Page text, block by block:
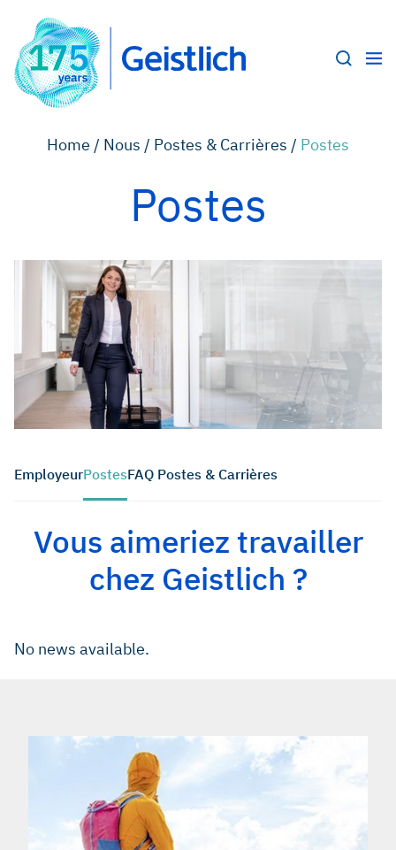
Home / Nous / Postes & Carrières / Postes
Postes
EmployeurPostesFAQ Postes & Carrières
Vous aimeriez travailler
chez Geistlich ?
No news available.